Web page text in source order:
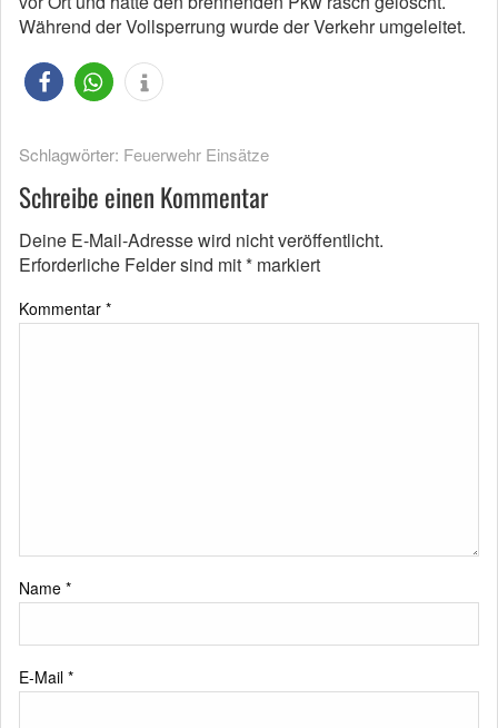
Während der Vollsperrung wurde der Verkehr umgeleitet.
Schlagwörter: Feuerwehr Einsätze
Schreibe einen Kommentar
Deine E-Mail-Adresse wird nicht veröffentlicht.
Erforderliche Felder sind mit* markiert
Kommentar *
Name *
E-Mail *